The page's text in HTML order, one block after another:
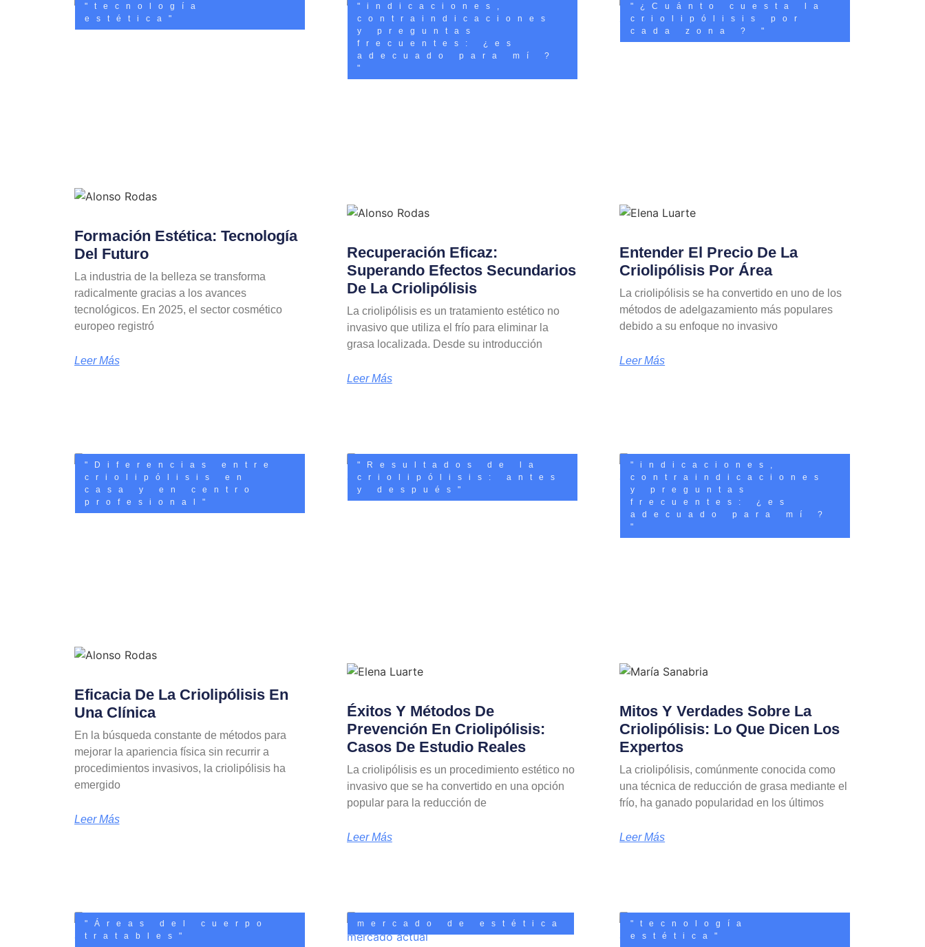
"tecnología
estética"
Formación Estética: Tecnología
Del Futuro
La industria de la belleza se transforma
radicalmente gracias a los avances
tecnológicos. En 2025, el sector cosmético
europeo registró
Leer Más
"indicaciones,
contraindicaciones
y preguntas
frecuentes: ¿es
adecuado para mí ?
"
Recuperación Eficaz:
Superando Efectos Secundarios
De La Criolipólisis
La criolipólisis es un tratamiento estético no
invasivo que utiliza el frío para eliminar la
grasa localizada. Desde su introducción
Leer Más
"¿Cuánto cuesta la
criolipólisis por
cada zona ? "
Entender El Precio De La
Criolipólisis Por Área
La criolipólisis se ha convertido en uno de los
métodos de adelgazamiento más populares
debido a su enfoque no invasivo
Leer Más
"Diferencias entre
criolipólisis en
casa y en centro
profesional"
Eficacia De La Criolipólisis En
Una Clínica
En la búsqueda constante de métodos para
mejorar la apariencia física sin recurrir a
procedimientos invasivos, la criolipólisis ha
emergido
Leer Más
"Resultados de la
criolipólisis: antes
y después"
Éxitos Y Métodos De
Prevención En Criolipólisis:
Casos De Estudio Reales
La criolipólisis es un procedimiento estético no
invasivo que se ha convertido en una opción
popular para la reducción de
Leer Más
"indicaciones,
contraindicaciones
y preguntas
frecuentes: ¿es
adecuado para mí ?
"
Mitos Y Verdades Sobre La
Criolipólisis: Lo Que Dicen Los
Expertos
La criolipólisis, comúnmente conocida como
una técnica de reducción de grasa mediante el
frío, ha ganado popularidad en los últimos
Leer Más
"Áreas del cuerpo
tratables"
mercado de estética
"tecnología
estética"